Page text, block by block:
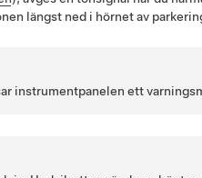
längst ned i hörnet av
instrumentpanelen ett